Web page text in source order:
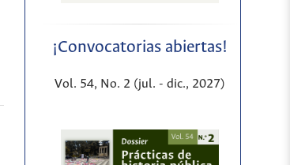
¡Convocatorias abiertas!
Vol. 54, No. 2 (jul. - dic., 2027)